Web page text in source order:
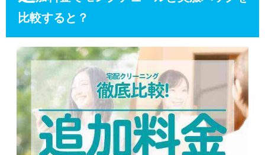
比較すると？